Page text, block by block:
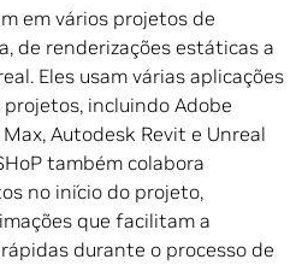
em vários projetos de
de renderizações estáticas a
Eles usam várias aplicações
incluindo Adobe
Autodesk Revit e Unreal
também colabora
no início do projeto,
que facilitam a
durante o processo de